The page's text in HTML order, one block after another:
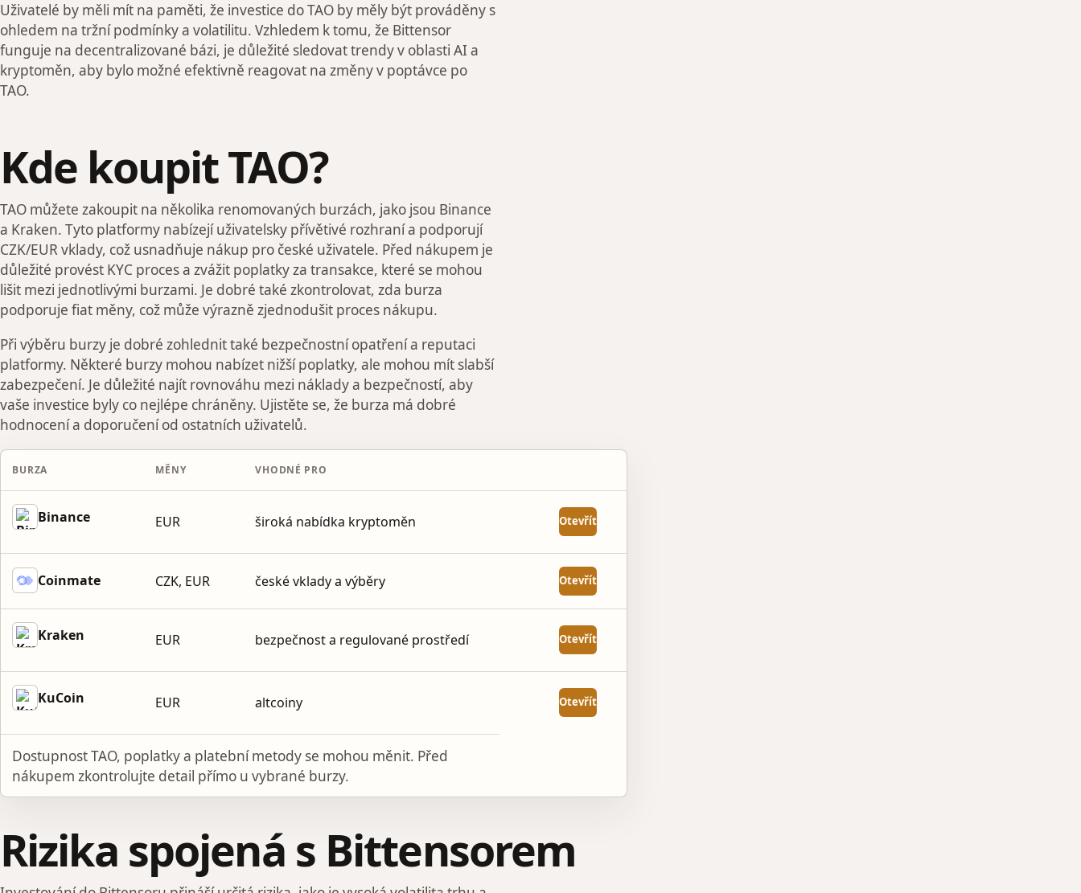
Uživatelé by měli mít na paměti, že investice do TAO by měly být prováděny s
ohledem na tržní podmínky a volatilitu. Vzhledem k tomu, že Bittensor
funguje na decentralizované bázi, je důležité sledovat trendy v oblasti AI a
kryptoměn, aby bylo možné efektivně reagovat na změny v poptávce po
TAO.
Kde koupit TAO?
TAO můžete zakoupit na několika renomovaných burzách, jako jsou Binance
a Kraken. Tyto platformy nabízejí uživatelsky přívětivé rozhraní a podporují
CZK/EUR vklady, což usnadňuje nákup pro české uživatele. Před nákupem je
důležité provést KYC proces a zvážit poplatky za transakce, které se mohou
lišit mezi jednotlivými burzami. Je dobré také zkontrolovat, zda burza
podporuje fiat měny, což může výrazně zjednodušit proces nákupu.
Při výběru burzy je dobré zohlednit také bezpečnostní opatření a reputaci
platformy. Některé burzy mohou nabízet nižší poplatky, ale mohou mít slabší
zabezpečení. Je důležité najít rovnováhu mezi náklady a bezpečností, aby
vaše investice byly co nejlépe chráněny. Ujistěte se, že burza má dobré
hodnocení a doporučení od ostatních uživatelů.
BURZA MĚNY VHODNÉ PRO
Binance EUR široká nabídka kryptoměn Otevřít
Coinmate CZK, EUR české vklady a výběry Otevřít
Kraken EUR bezpečnost a regulované prostředí Otevřít
KuCoin EUR altcoiny Otevřít
Dostupnost TAO, poplatky a platební metody se mohou měnit. Před
nákupem zkontrolujte detail přímo u vybrané burzy.
Rizika spojená s Bittensorem